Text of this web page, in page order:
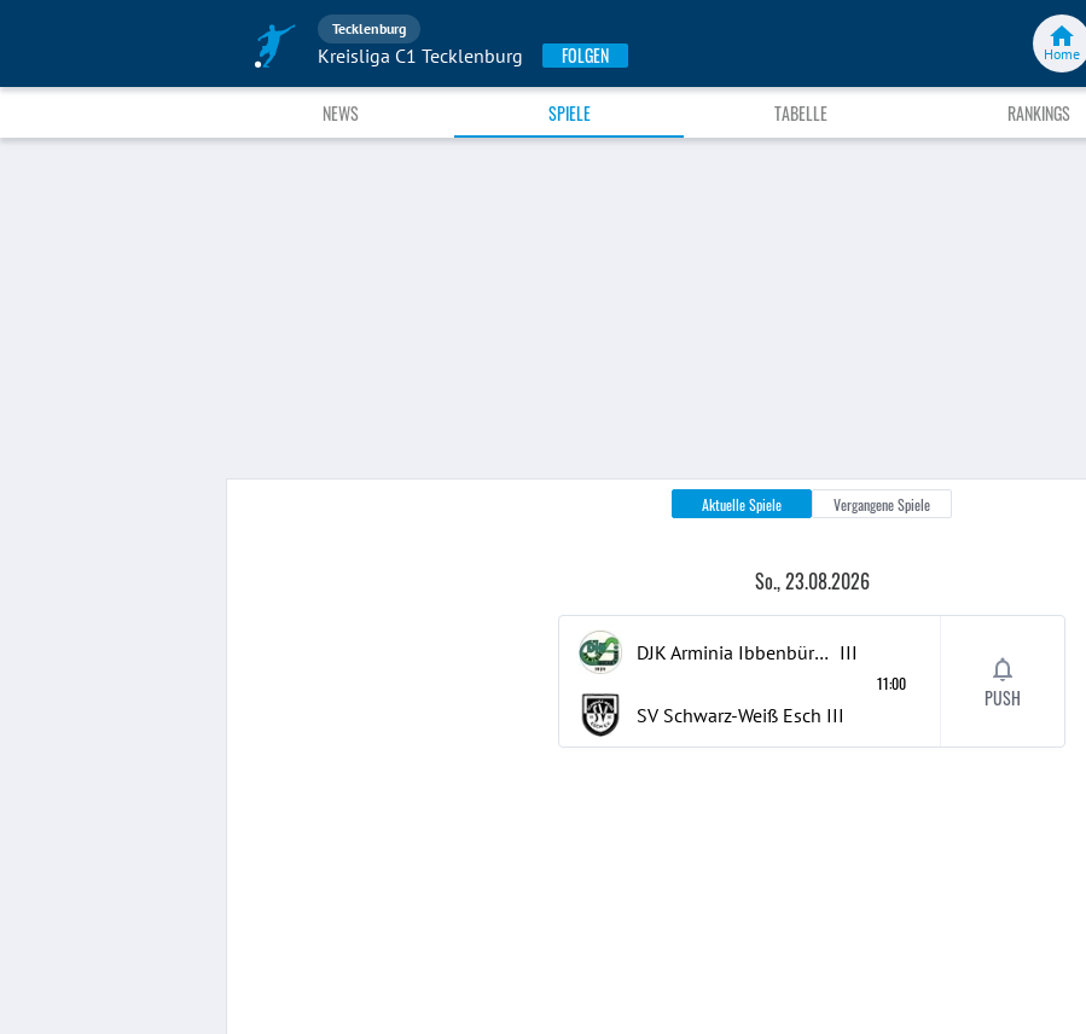
Tecklenburg
Kreisliga C1 Tecklenburg FOLGEN Home
NEWS SPIELE TABELLE RANKINGS
Aktuelle Spiele Vergangene Spiele
So., 23.08.2026
DJK Arminia Ibbenbüren III
SV Schwarz-Weiß Esch III
11:00
PUSH